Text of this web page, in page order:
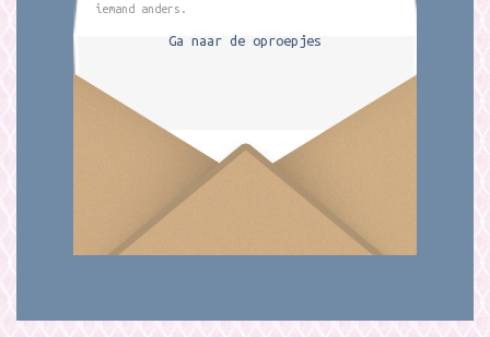
iemand anders.
Ga naar de oproepjes